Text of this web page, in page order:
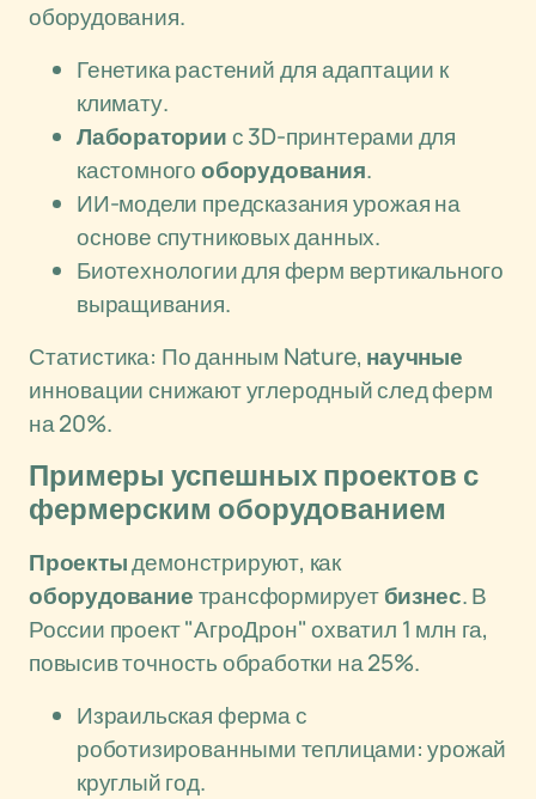
оборудования.
Генетика растений для адаптации к
климату.
Лабораториис 3D-принтерами для
кастомногооборудования.
ИИ-модели предсказания урожая на
основе спутниковых данных.
Биотехнологии для ферм вертикального
выращивания.
Статистика: По данным Nature, научные
инновации снижают углеродный след ферм
на 20%.
Примеры успешных проектов с
фермерским оборудованием
Проектыдемонстрируют, как
оборудованиетрансформируетбизнес. В
России проект "АгроДрон" охватил 1 млн га,
повысив точность обработки на 25%.
Израильская ферма с
роботизированными теплицами: урожай
круглый год.